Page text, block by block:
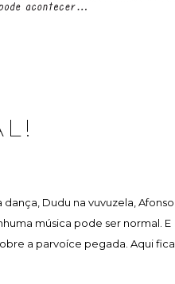
Dudu na vuvuzela, Afonso
música pode ser normal. E
a parvoíce pegada. Aqui fica